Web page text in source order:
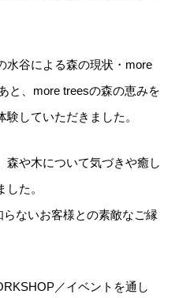
水谷による森の現状・more
と、more treesの森の恵みを
していただきました。
森や木について気づきや癒し
た。
ないお客様との素敵なご縁
／イベントを通し